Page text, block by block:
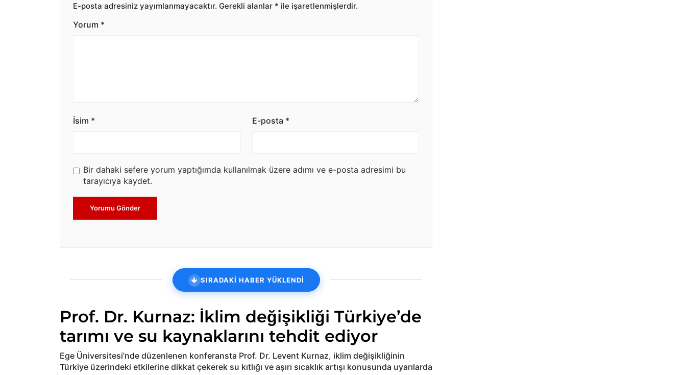
E-posta adresiniz yayımlanmayacaktır. Gerekli alanlar * ile işaretlenmişlerdir.
Yorum *
İsim * E-posta *
Bir dahaki sefere yorum yaptığımda kullanılmak üzere adımı ve e-posta adresimi bu
tarayıcıya kaydet.
Yorumu Gönder
SIRADAKİ HABER YÜKLENDİ
Prof. Dr. Kurnaz: İklim değişikliği Türkiye’de
tarımı ve su kaynaklarını tehdit ediyor
Ege Üniversitesi’nde düzenlenen konferansta Prof. Dr. Levent Kurnaz, iklim değişikliğinin
Türkiye üzerindeki etkilerine dikkat çekerek su kıtlığı ve aşırı sıcaklık artışı konusunda uyarılarda